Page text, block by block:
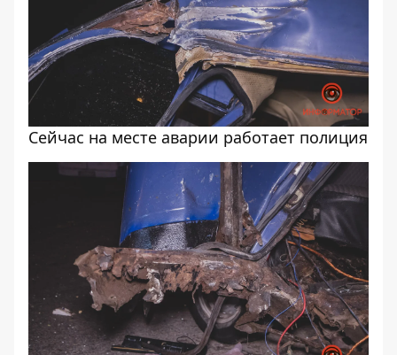
Сейчас на месте аварии работает полиция